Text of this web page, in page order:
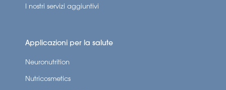
I nostri servizi aggiuntivi
Applicazioni per la salute
Neuronutrition
Nutricosmetics